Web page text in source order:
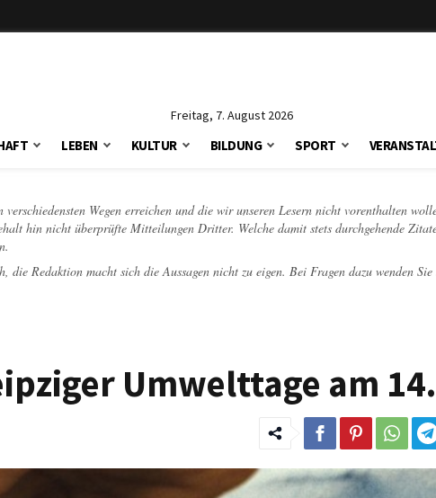
Freitag, 7. August 2026
LEBEN KULTUR BILDUNG SPORT
Wegen erreichen und die wir unseren Lesern nicht vorenthalten
hin nicht überprüfte Mitteilungen Dritter. Welche damit stets durchgehende
Redaktion macht sich die Aussagen nicht zu eigen. Bei Fragen dazu wenden Sie
Umwelttage am